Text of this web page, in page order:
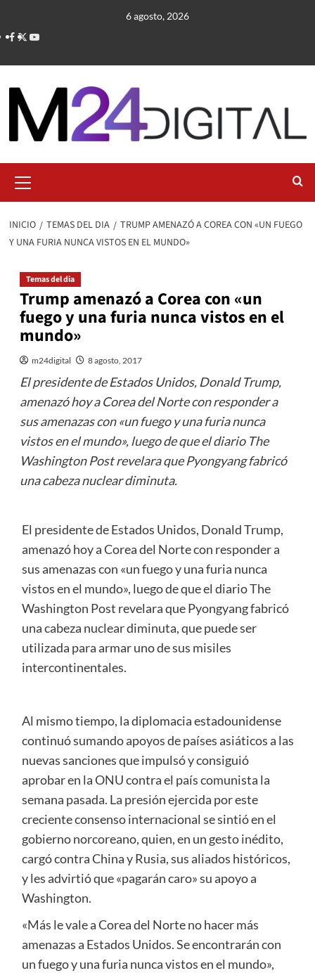
contenido
6 agosto, 2026
primario
INICIO TEMAS DEL DIA
TRUMP AMENAZÓ A COREA CON «UN FUEGO
Y UNA FURIA NUNCA VISTOS EN EL MUNDO»
Temas del dia
Trump amenazó a Corea con «un
fuego y una furia nunca vistos en el
mundo»
m24digital 8 agosto, 2017
El presidente de Estados Unidos, Donald Trump,
amenazó hoy a Corea del Norte con responder a
sus amenazas con «un fuego y una furia nunca
vistos en el mundo», luego de que el diario The
Washington Post revelara que Pyongyang fabricó
una cabeza nuclear diminuta.
El presidente de Estados Unidos, Donald Trump,
amenazó hoy a Corea del Norte con responder a
sus amenazas con «un fuego y una furia nunca
vistos en el mundo», luego de que el diario The
Washington Post revelara que Pyongyang fabricó
una cabeza nuclear diminuta, que puede ser
utilizada para armar uno de sus misiles
intercontinentales.
Al mismo tiempo, la diplomacia estadounidense
continuó sumando apoyos de países asiáticos a las
nuevas sanciones que impulsó y consiguió
aprobar en la ONU contra el país comunista la
semana pasada. La presión ejercida por este
creciente consenso internacional se sintió en el
gobierno norcoreano, quien, en un gesto inédito,
cargó contra China y Rusia, sus aliados históricos,
y les advirtió que «pagarán caro» su apoyo a
Washington.
«Más le vale a Corea del Norte no hacer más
amenazas a Estados Unidos. Se encontrarán con
un fuego y una furia nunca vistos en el mundo»,